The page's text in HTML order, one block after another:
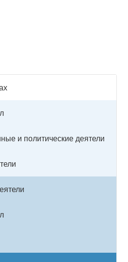
и политические деятели